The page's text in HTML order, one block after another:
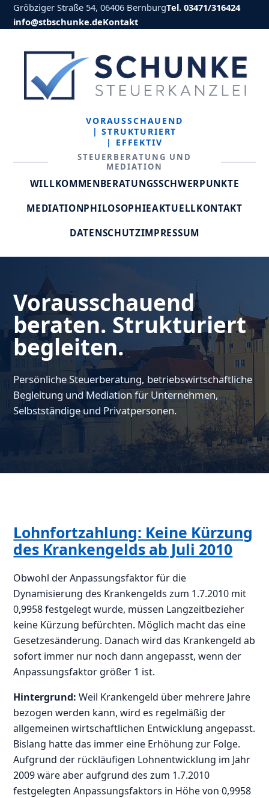
Gröbziger Straße 54, 06406 BernburgTel. 03471/316424
info@stbschunke.deKontakt
VORAUSSCHAUEND
| STRUKTURIERT
| EFFEKTIV
STEUERBERATUNG UND
MEDIATION
WILLKOMMENBERATUNGSSCHWERPUNKTE
MEDIATIONPHILOSOPHIEAKTUELLKONTAKT
DATENSCHUTZIMPRESSUM
Vorausschauend
beraten. Strukturiert
begleiten.
Persönliche Steuerberatung, betriebswirtschaftliche
Begleitung und Mediation für Unternehmen,
Selbstständige und Privatpersonen.
Lohnfortzahlung: Keine Kürzung
des Krankengelds ab Juli 2010
Obwohl der Anpassungsfaktor für die
Dynamisierung des Krankengelds zum 1.7.2010 mit
0,9958 festgelegt wurde, müssen Langzeitbezieher
keine Kürzung befürchten. Möglich macht das eine
Gesetzesänderung. Danach wird das Krankengeld ab
sofort immer nur noch dann angepasst, wenn der
Anpassungsfaktor größer 1 ist.
Hintergrund: Weil Krankengeld über mehrere Jahre
bezogen werden kann, wird es regelmäßig der
allgemeinen wirtschaftlichen Entwicklung angepasst.
Bislang hatte das immer eine Erhöhung zur Folge.
Aufgrund der rückläufigen Lohnentwicklung im Jahr
2009 wäre aber aufgrund des zum 1.7.2010
festgelegten Anpassungsfaktors in Höhe von 0,9958